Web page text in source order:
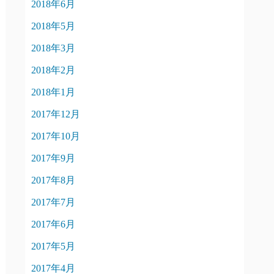
2018年6月
2018年5月
2018年3月
2018年2月
2018年1月
2017年12月
2017年10月
2017年9月
2017年8月
2017年7月
2017年6月
2017年5月
2017年4月